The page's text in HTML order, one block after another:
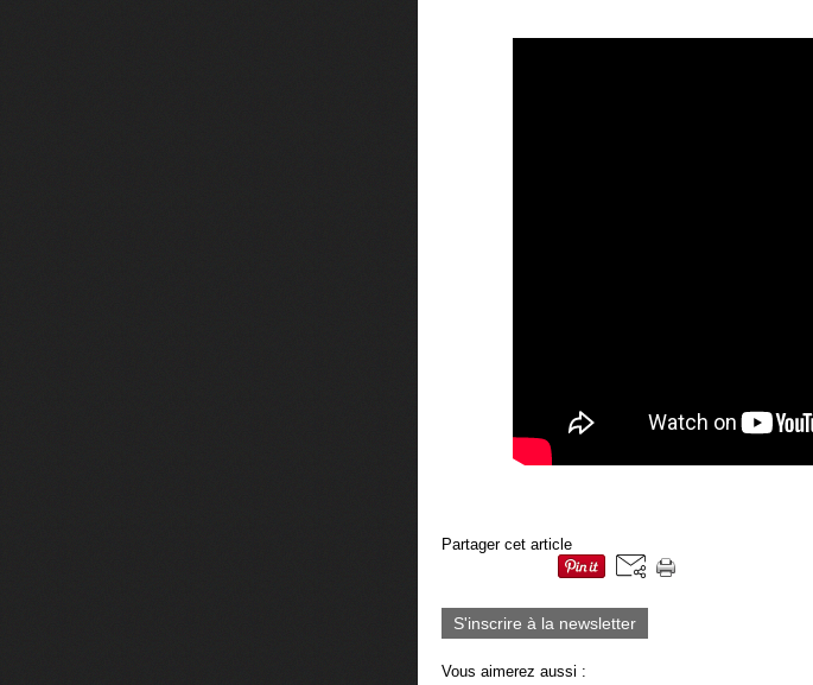
Partager cet article
S'inscrire à la newsletter
Vous aimerez aussi :